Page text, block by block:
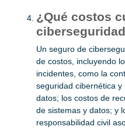
¿Qué costos
Un seguro de
de costos, incluyendo
incidentes, como la
seguridad cibernética
datos; los costos de
de sistemas y datos; y
responsabilidad civil